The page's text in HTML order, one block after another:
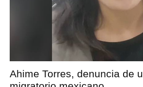
Ahime Torres, denuncia de